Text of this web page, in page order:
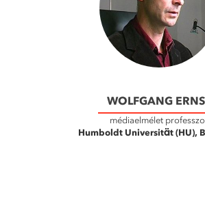
WOLFGANG
médiaelmélet
Humboldt Universität (HU),